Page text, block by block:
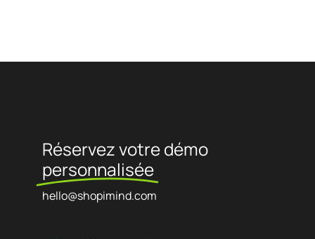
Réservez votre démo
personnalisée
hello@shopimind.com